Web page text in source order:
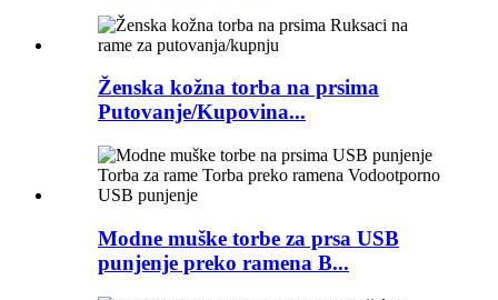
Ženska kožna torba na prsima
Putovanje/Kupovina...
Modne muške torbe za prsa USB
punjenje preko ramena B...